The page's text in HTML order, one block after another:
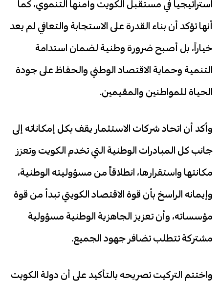
استراتيجياً في مستقبل الكويت وأمنها التنموي، كما
أنها تؤكد أن بناء القدرة على الاستجابة والتعافي لم يعد
خياراً، بل أصبح ضرورة وطنية لضمان استدامة
التنمية وحماية الاقتصاد الوطني والحفاظ على جودة
الحياة للمواطنين والمقيمين.
وأكد أن اتحاد شركات الاستثمار يقف بكل إمكاناته إلى
جانب كل المبادرات الوطنية التي تخدم الكويت وتعزز
مكانتها واستقرارها، انطلاقاً من مسؤوليته الوطنية،
وإيمانه الراسخ بأن قوة الاقتصاد الكويتي تبدأ من قوة
مؤسساته، وأن تعزيز الجاهزية الوطنية مسؤولية
مشتركة تتطلب تضافر جهود الجميع.
واختتم التركيت تصريحه بالتأكيد على أن دولة الكويت